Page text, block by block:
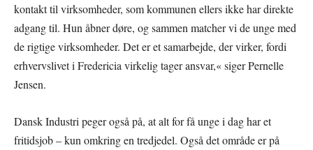
kontakt til virksomheder, som kommunen ellers ikke har direkte
adgang til. Hun åbner døre, og sammen matcher vi de unge med
de rigtige virksomheder. Det er et samarbejde, der virker, fordi
erhvervslivet i Fredericia virkelig tager ansvar,« siger Pernelle
Jensen.
Dansk Industri peger også på, at alt for få unge i dag har et
fritidsjob – kun omkring en tredjedel. Også det område er på